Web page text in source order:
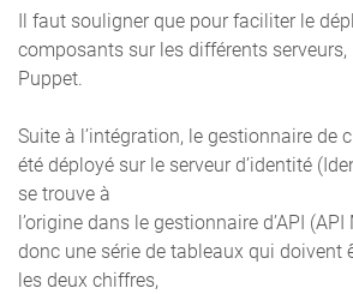
Il faut souligner que pour faciliter le
composants sur les différents serveurs,
Puppet.
Suite à l’intégration, le gestionnaire de
été déployé sur le serveur d’identité
se trouve à
l’origine dans le gestionnaire d’API
donc une série de tableaux qui doivent
les deux chiffres,